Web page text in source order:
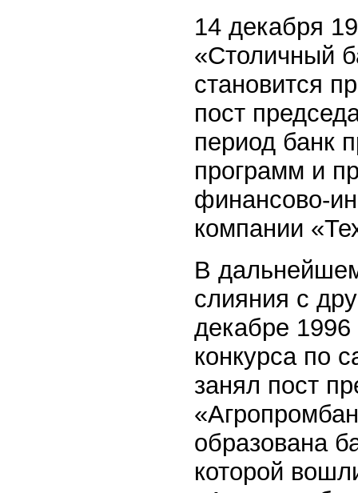
14 декабря
«Столичный
становится
пост
период банк
программ и
финансово-
компании
В
слияния с
декабре
конкурса по
занял пост
образована
которой